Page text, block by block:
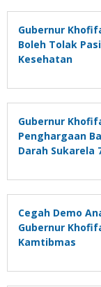
Gubernur
Boleh Tolak
Kesehatan
Gubernur
Penghargaan
Darah Sukarela
PMR
Cegah Demo
Gubernur
Kamtibmas